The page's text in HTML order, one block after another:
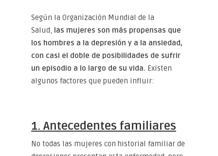
Según la Organización Mundial de la
Salud, las mujeres son más propensas que
los hombres a la depresión y a la ansiedad,
con casi el doble de posibilidades de sufrir
un episodio a lo largo de su vida. Existen
algunos factores que pueden influir:
1. Antecedentes familiares
No todas las mujeres con historial familiar de